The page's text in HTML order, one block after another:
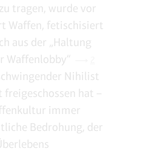
tragen, wurde vor
Waffen, fetischisiert
aus der „Haltung
Waffenlobby“
Nihilist
hat –
immer
Bedrohung, der